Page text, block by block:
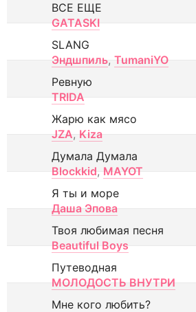
ВСЕ ЕЩЕ
GATASKI
SLANG
Эндшпиль, TumaniYO
Ревную
TRIDA
Жарю как мясо
JZA, Kiza
Думала Думала
Blockkid, MAYOT
Я ты и море
Даша Эпова
Твоя любимая песня
Beautiful Boys
Путеводная
МОЛОДОСТЬ ВНУТРИ
Мне кого любить?